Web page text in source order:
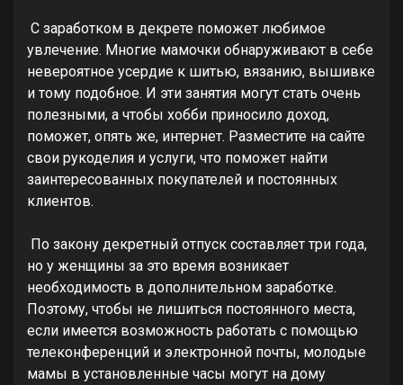
С заработком в декрете поможет любимое
увлечение. Многие мамочки обнаруживают в себе
невероятное усердие к шитью, вязанию, вышивке
и тому подобное. И эти занятия могут стать очень
полезными, а чтобы хобби приносило доход,
поможет, опять же, интернет. Разместите на сайте
свои рукоделия и услуги, что поможет найти
заинтересованных покупателей и постоянных
клиентов.
По закону декретный отпуск составляет три года,
но у женщины за это время возникает
необходимость в дополнительном заработке.
Поэтому, чтобы не лишиться постоянного места,
если имеется возможность работать с помощью
телеконференций и электронной почты, молодые
мамы в установленные часы могут на дому